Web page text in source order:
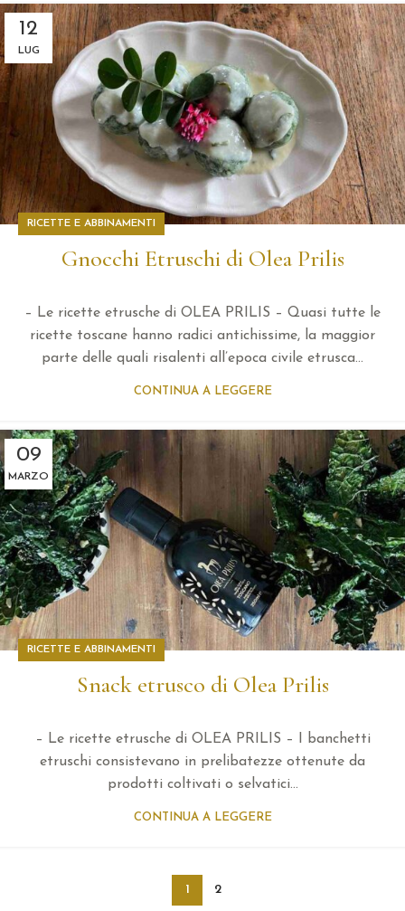
12
LUG
RICETTE E ABBINAMENTI
Gnocchi Etruschi di Olea Prilis
– Le ricette etrusche di OLEA PRILIS – Quasi tutte le
ricette toscane hanno radici antichissime, la maggior
parte delle quali risalenti all’epoca civile etrusca...
CONTINUA A LEGGERE
09
MARZO
RICETTE E ABBINAMENTI
Snack etrusco di Olea Prilis
– Le ricette etrusche di OLEA PRILIS – I banchetti
etruschi consistevano in prelibatezze ottenute da
prodotti coltivati o selvatici...
CONTINUA A LEGGERE
1 2